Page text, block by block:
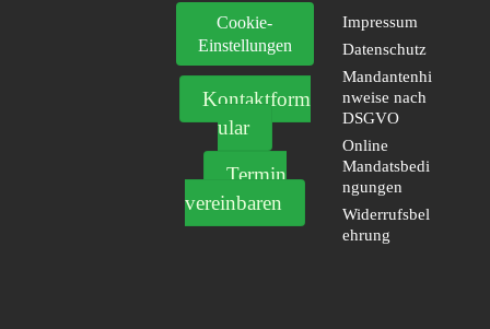
Cookie-
Einstellungen
Kontaktform
ular
Termin
vereinbaren
Impressum
Datenschutz
Mandantenhi
nweise nach
DSGVO
Online
Mandatsbedi
ngungen
Widerrufsbel
ehrung